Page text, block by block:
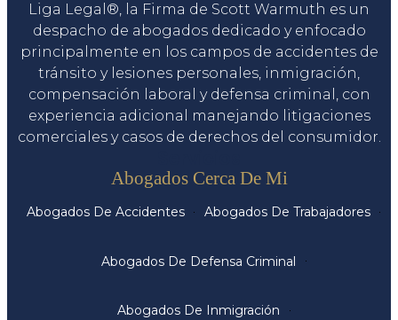
Liga Legal®, la Firma de Scott Warmuth es un
despacho de abogados dedicado y enfocado
principalmente en los campos de accidentes de
tránsito y lesiones personales, inmigración,
compensación laboral y defensa criminal, con
experiencia adicional manejando litigaciones
comerciales y casos de derechos del consumidor.
Abogados Cerca De Mi
Abogados De Accidentes Abogados De Trabajadores
Abogados De Defensa Criminal
Abogados De Inmigración